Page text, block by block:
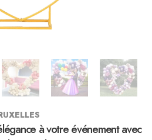
à votre événement avec